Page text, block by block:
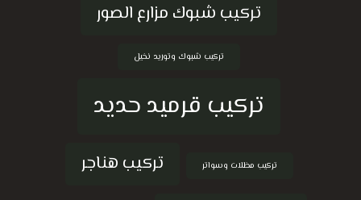
تركيب شبوك مزارع الصور
تركيب شبوك وتوريد نخيل
تركيب قرميد حديد
تركيب مظلات وسواتر
تركيب هناجر